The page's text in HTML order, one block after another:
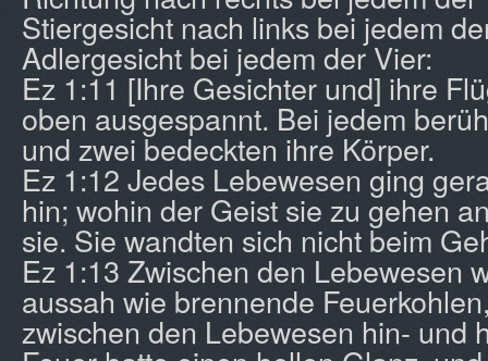
Stiergesicht nach links bei jedem
Adlergesicht bei jedem der Vier:
Ez 1:11 [Ihre Gesichter und] ihre
oben ausgespannt. Bei jedem
und zwei bedeckten ihre Körper.
Ez 1:12 Jedes Lebewesen ging
hin; wohin der Geist sie zu gehen
sie. Sie wandten sich nicht beim
Ez 1:13 Zwischen den Lebewesen
aussah wie brennende
zwischen den Lebewesen hin- und